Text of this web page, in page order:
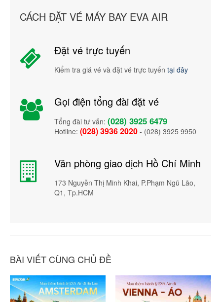
CÁCH ĐẶT VÉ MÁY BAY EVA AIR
Đặt vé trực tuyến
Kiểm tra giá vé và đặt vé trực tuyến tại đây
Gọi điện tổng đài đặt vé
Tổng đài tư vấn: (028) 3925 6479
Hotline: (028) 3936 2020 - (028) 3925 9950
Văn phòng giao dịch Hồ Chí Minh
173 Nguyễn Thị Minh Khai, P.Phạm Ngũ Lão,
Q1, Tp.HCM
BÀI VIẾT CÙNG CHỦ ĐỀ